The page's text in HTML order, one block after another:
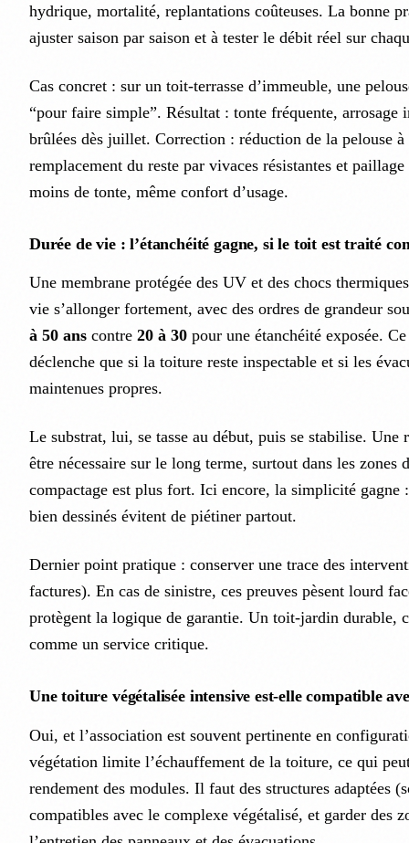
hydrique, mortalité, replantations coûteuses. La bonne
ajuster saison par saison et à tester le débit réel sur
Cas concret : sur un toit-terrasse d’immeuble, une
“pour faire simple”. Résultat : tonte fréquente, arrosage
brûlées dès juillet. Correction : réduction de la pelouse
remplacement du reste par vivaces résistantes et
moins de tonte, même confort d’usage.
Durée de vie : l’étanchéité gagne, si le toit est traité
Une membrane protégée des UV et des chocs
vie s’allonger fortement, avec des ordres de grandeur
à 50 ans contre 20 à 30 pour une étanchéité exposée.
déclenche que si la toiture reste inspectable et si les
maintenues propres.
Le substrat, lui, se tasse au début, puis se stabilise. Une
être nécessaire sur le long terme, surtout dans les zones
compactage est plus fort. Ici encore, la simplicité gagne
bien dessinés évitent de piétiner partout.
Dernier point pratique : conserver une trace des
factures). En cas de sinistre, ces preuves pèsent lourd
protègent la logique de garantie. Un toit-jardin durable,
comme un service critique.
Une toiture végétalisée intensive est-elle compatible
Oui, et l’association est souvent pertinente en
végétation limite l’échauffement de la toiture, ce qui
rendement des modules. Il faut des structures adaptées
compatibles avec le complexe végétalisé, et garder des